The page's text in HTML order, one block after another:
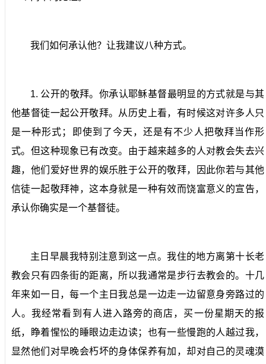
我们如何承认他？让我建议八种方式。
1. 公开的敬拜。 你承认耶稣基督最明显的方式就是与其
他基督徒一起公开敬拜。从历史上看，有时候这对许多人只
是一种形式；即使到了今天，还是有不少人把敬拜当作形
式。但这种现象已有改变。由于越来越多的人对教会失去兴
趣，他们爱好世界的娱乐胜于公开的敬拜，因此你若与其他
信徒一起敬拜神，这本身就是一种有效而饶富意义的宣告，
承认你确实是一个基督徒。
主日早晨我特别注意到这一点。我住的地方离第十长老
教会只有四条街的距离，所以我通常是步行去教会的。十几
年来如一日，每一个主日我总是一边走一边留意身旁路过的
人。我经常看到有人进入路旁的商店，买一份星期天的报
纸，睁着惺忪的睡眼边走边读；也有一些慢跑的人越过我，
显然他们对早晚会朽坏的身体保养有加，却对自己的灵魂漠